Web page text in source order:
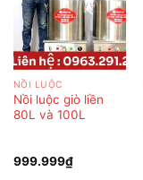
NỒI LUỘC
Nồi luộc giò liền
80L và 100L
999.999₫